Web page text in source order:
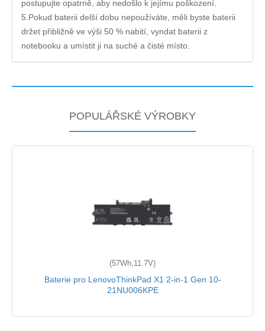
postupujte opatrně, aby nedošlo k jejímu poškození.
5.Pokud baterii delší dobu nepoužíváte, měli byste baterii
držet přibližně ve výši 50 % nabití, vyndat baterii z
notebooku a umístit ji na suché a čisté místo.
POPULÁŘSKÉ VÝROBKY
(57Wh,11.7V)
Baterie pro LenovoThinkPad X1 2-in-1 Gen 10-
21NU006KPE